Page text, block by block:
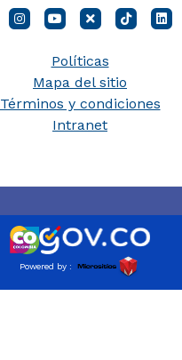
Políticas
Mapa del sitio
Términos y condiciones
Intranet
Powered by :